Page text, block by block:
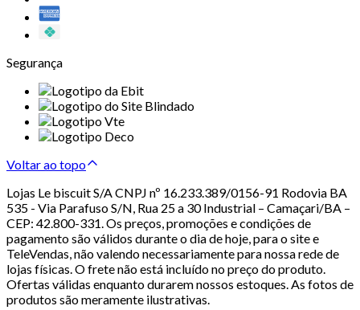
Segurança
Voltar ao topo
Lojas Le biscuit S/A CNPJ nº 16.233.389/0156-91 Rodovia BA
535 - Via Parafuso S/N, Rua 25 a 30 Industrial – Camaçari/BA –
CEP: 42.800-331. Os preços, promoções e condições de
pagamento são válidos durante o dia de hoje, para o site e
TeleVendas, não valendo necessariamente para nossa rede de
lojas físicas. O frete não está incluído no preço do produto.
Ofertas válidas enquanto durarem nossos estoques. As fotos de
produtos são meramente ilustrativas.